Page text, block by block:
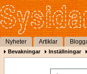
Nyheter Artiklar
Bevakningar Inställningar